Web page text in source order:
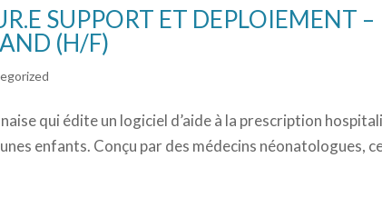
SUPPORT ET DEPLOIEMENT –
(H/F)
qui édite un logiciel d’aide à la prescription
enfants. Conçu par des médecins néonatologues,